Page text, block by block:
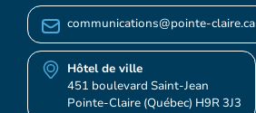
communications@pointe-claire.ca
Hôtel de ville
451 boulevard Saint-Jean
Pointe-Claire (Québec) H9R 3J3